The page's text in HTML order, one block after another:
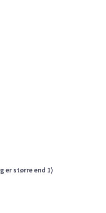
er større end 1)